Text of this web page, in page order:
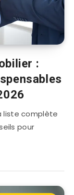
:
liste complète
pour